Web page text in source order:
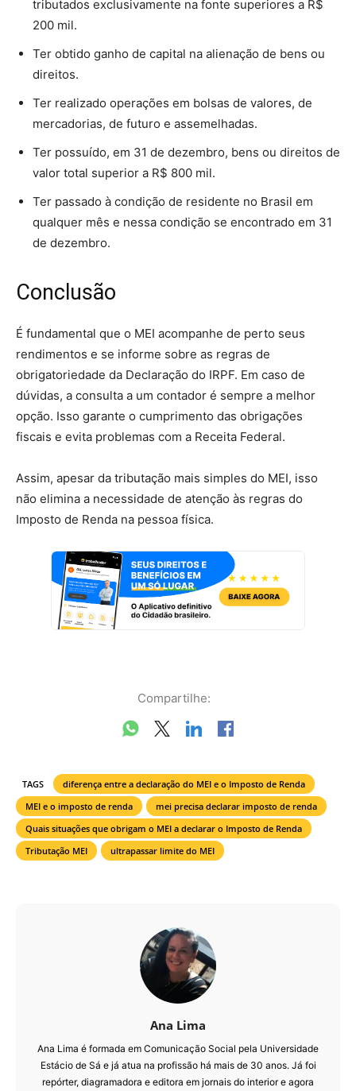
tributados exclusivamente na fonte superiores a R$
200 mil.
Ter obtido ganho de capital na alienação de bens ou
direitos.
Ter realizado operações em bolsas de valores, de
mercadorias, de futuro e assemelhadas.
Ter possuído, em 31 de dezembro, bens ou direitos de
valor total superior a R$ 800 mil.
Ter passado à condição de residente no Brasil em
qualquer mês e nessa condição se encontrado em 31
de dezembro.
Conclusão
É fundamental que o MEI acompanhe de perto seus
rendimentos e se informe sobre as regras de
obrigatoriedade da Declaração do IRPF. Em caso de
dúvidas, a consulta a um contador é sempre a melhor
opção. Isso garante o cumprimento das obrigações
fiscais e evita problemas com a Receita Federal.
Assim, apesar da tributação mais simples do MEI, isso
não elimina a necessidade de atenção às regras do
Imposto de Renda na pessoa física.
Compartilhe:
TAGS
diferença entre a declaração do MEI e o Imposto de Renda
MEI e o imposto de renda
mei precisa declarar imposto de renda
Quais situações que obrigam o MEI a declarar o Imposto de Renda
Tributação MEI
ultrapassar limite do MEI
Ana Lima
Ana Lima é formada em Comunicação Social pela Universidade
Estácio de Sá e já atua na profissão há mais de 30 anos. Já foi
repórter, diagramadora e editora em jornais do interior e agora